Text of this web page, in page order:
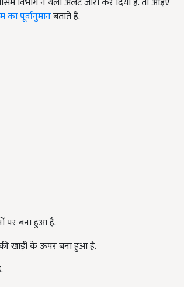
का पूर्वानुमानबताते हैं.
पर बना हुआ है.
की खाड़ी के ऊपर बना हुआ है.